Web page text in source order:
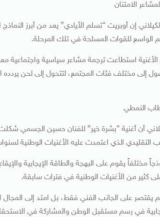
الامتنان
إن أوبريت “تسلم الأيادي” يعد من أبرز
الواسع للقوات المسلحة في تلك المرحلة.
استطاعت ترجمة مشاعر سياسية واجتماعية
إلى مختلف فئات المجتمع، لتتحول إلى لحن يردده
النمطي
أن أغنية “بشرة خير” للفنان حسين الجسمي شكلت
التقليدي الذي اعتمدت عليه الأغنيات الوطنية
يقوم على البهجة والطاقة الإيجابية
كثير من الأغنيات الوطنية في فترات سابقة.
يقتصر على الجانب الفني فقط، بل امتد إلى
في رسم مستقبل الوطن والمشاركة في